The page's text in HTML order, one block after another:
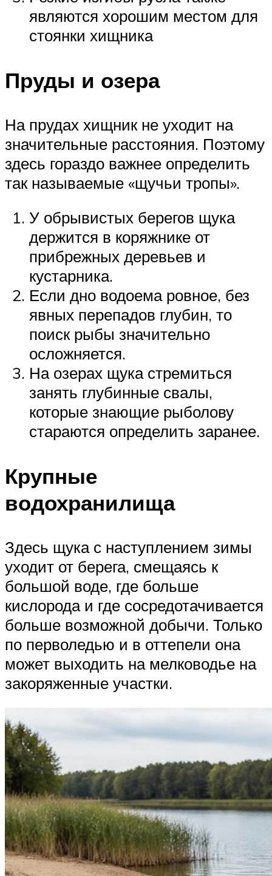
являются хорошим местом для
стоянки хищника
Пруды и озера
На прудах хищник не уходит на
значительные расстояния. Поэтому
здесь гораздо важнее определить
так называемые «щучьи тропы».
У обрывистых берегов щука
держится в коряжнике от
прибрежных деревьев и
кустарника.
Если дно водоема ровное, без
явных перепадов глубин, то
поиск рыбы значительно
осложняется.
На озерах щука стремиться
занять глубинные свалы,
которые знающие рыболову
стараются определить заранее.
Крупные
водохранилища
Здесь щука с наступлением зимы
уходит от берега, смещаясь к
большой воде, где больше
кислорода и где сосредотачивается
больше возможной добычи. Только
по перволедью и в оттепели она
может выходить на мелководье на
закоряженные участки.